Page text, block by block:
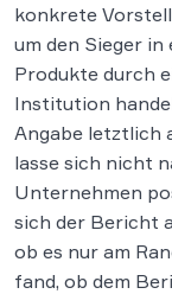
konkrete
um den Sieger
Produkte durch
Institution
Angabe letztlich
lasse sich nicht
Unternehmen
sich der Bericht
ob es nur am
fand, ob dem